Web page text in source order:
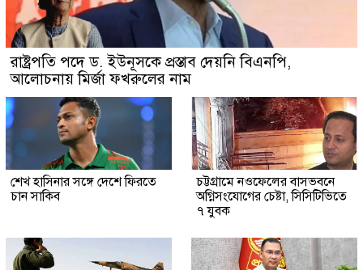
রাষ্ট্রপতি পদে ড. ইউনূসকে প্রস্তাব দেয়নি বিএনপি,
আলোচনায় মির্জা ফখরুলের নাম
শেখ হাসিনার সঙ্গে দেশে ফিরতে
চান সাকিব
চট্টগ্রামে নওফেলের বাসভবনে
অগ্নিসংযোগের চেষ্টা, সিসিটিভিতে
৭ যুবক